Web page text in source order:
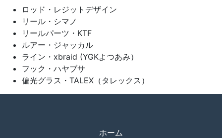
ロッド・レジットデザイン
リール・シマノ
リールパーツ・KTF
ルアー・ジャッカル
ライン・xbraid (YGKよつあみ）
フック・ハヤブサ
偏光グラス・TALEX（タレックス）
ホーム